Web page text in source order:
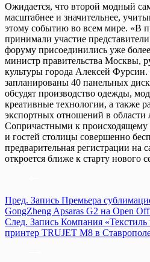
Ожидается, что второй модный
масштабнее и значительнее,
этому событию во всем мире. «В
принимали участие
форуму присоединились уже
министр правительства Москвы,
культуры города Алексей
запланированы 40 панельных
обсудят производство одежды,
креативные технологии, а также
экспортных отношений в
Сопричастными к
и гостей столицы совершенно
предварительная регистрации на
откроется ближе к старту нового
Пред. Запись Премьера
GongZheng Apsaras G2 на Open
След. Запись Компания «Текстиль
принтер TRUJET M8 в